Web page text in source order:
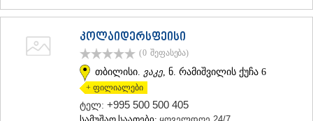
ᲐᲮᲐᲚᲪᲘᲮᲔ
ᲑᲝᲠᲯᲝᲛᲘ
ᲜᲘᲜᲝᲬᲛᲘᲜᲓᲐ
ᲥᲕᲔᲛᲝ ᲥᲐᲠᲗᲚᲘ
კოლაიდერსფეისი
(0 შეფასება)
თბილისი. ვაკე , ნ. რამიშვილის ქუჩა 6
+ ფილიალები
ტელ: +995 500 500 405